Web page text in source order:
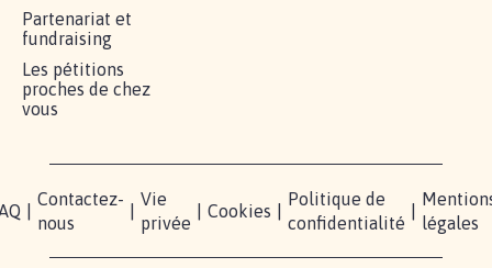
Partenariat et
fundraising
Les pétitions
proches de chez
vous
Contactez-
nous
Vie
privée
Cookies
Politique de
confidentialité
légales